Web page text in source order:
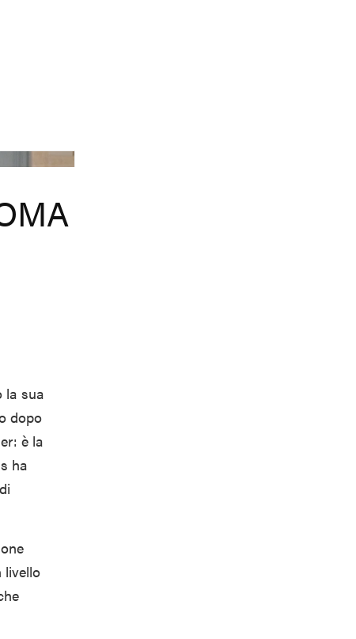
la sua
dopo
è la
ha
livello